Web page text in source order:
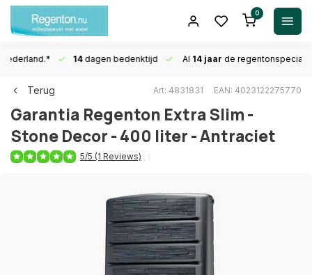
0
14dagen bedenktijd Al 14 jaar de
Terug Art: 4831831 EAN: 4023122275770
Garantia Regenton Extra Slim -
Stone Decor - 400 liter - Antraciet
5/5 (1 Reviews)